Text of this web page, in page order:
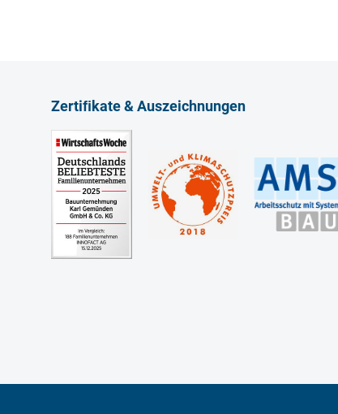
Zertiﬁkate & Auszeichnungen